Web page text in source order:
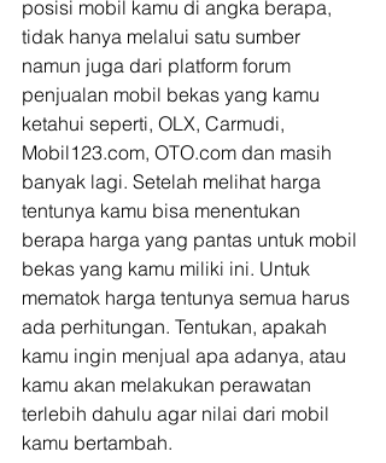
posisi mobil kamu di angka berapa,
tidak hanya melalui satu sumber
namun juga dari platform forum
penjualan mobil bekas yang kamu
ketahui seperti, OLX, Carmudi,
Mobil123.com, OTO.com dan masih
banyak lagi. Setelah melihat harga
tentunya kamu bisa menentukan
berapa harga yang pantas untuk mobil
bekas yang kamu miliki ini. Untuk
mematok harga tentunya semua harus
ada perhitungan. Tentukan, apakah
kamu ingin menjual apa adanya, atau
kamu akan melakukan perawatan
terlebih dahulu agar nilai dari mobil
kamu bertambah.